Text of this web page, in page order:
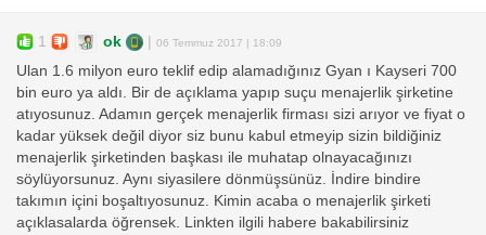
1 ok 06 Temmuz 2017 | 18:09
Ulan 1.6 milyon euro teklif edip alamadığınız Gyan ı Kayseri 700
bin euro ya aldı. Bir de açıklama yapıp suçu menajerlik şirketine
atıyosunuz. Adamın gerçek menajerlik firması sizi arıyor ve fiyat o
kadar yüksek değil diyor siz bunu kabul etmeyip sizin bildiğiniz
menajerlik şirketinden başkası ile muhatap olnayacağınızı
söylüyorsunuz. Aynı siyasilere dönmüşsünüz. İndire bindire
takımın içini boşaltıyosunuz. Kimin acaba o menajerlik şirketi
açıklasalarda öğrensek. Linkten ilgili habere bakabilirsiniz